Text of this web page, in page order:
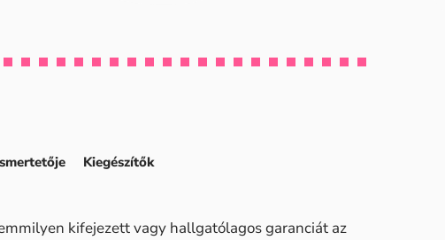
Kiegészítők
kifejezett vagy hallgatólagos garanciát az